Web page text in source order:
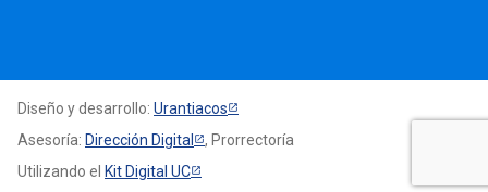
Diseño y desarrollo: Urantiacos
Asesoría: Dirección Digital
, Prorrectoría
Utilizando el Kit Digital UC